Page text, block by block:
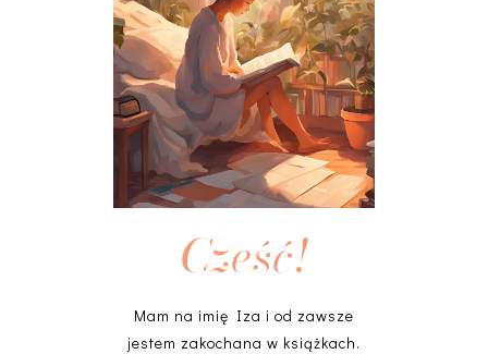
Cześć!
Mam na imię Iza i od zawsze
jestem zakochana w książkach.